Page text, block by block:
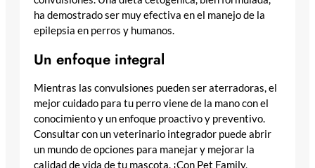
ha demostrado ser muy efectiva en el manejo de la
epilepsia en perros y humanos.
Un enfoque integral
Mientras las convulsiones pueden ser aterradoras, el
mejor cuidado para tu perro viene de la mano con el
conocimiento y un enfoque proactivo y preventivo.
Consultar con un veterinario integrador puede abrir
un mundo de opciones para manejar y mejorar la
calidad de vida de tu mascota. ¡Con Pet Family,